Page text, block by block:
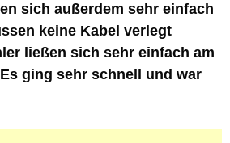
sich außerdem sehr einfach
keine Kabel verlegt
ließen sich sehr einfach am
ging sehr schnell und war